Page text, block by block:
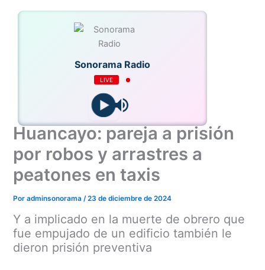
Sonorama Radio
LIVE
Huancayo: pareja a prisión
por robos y arrastres a
peatones en taxis
Poradminsonorama/23 de diciembre de 2024
Y a implicado en la muerte de obrero que
fue empujado de un edificio también le
dieron prisión preventiva